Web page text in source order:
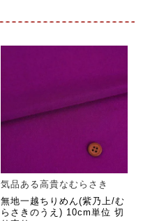
気品ある高貴なむらさき
無地一越ちりめん(紫乃上/む
らさきのうえ) 10cm単位 切